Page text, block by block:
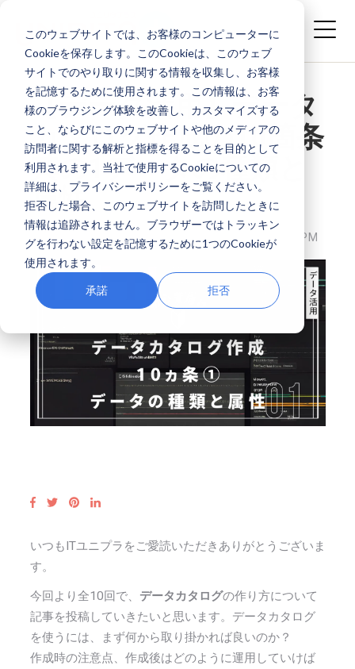
このウェブサイトでは、お客様のコンピューターに
Cookieを保存します。このCookieは、このウェブ
サイトでのやり取りに関する情報を収集し、お客様
を記憶するために使用されます。この情報は、お客
様のブラウジング体験を改善し、カスタマイズする
こと、ならびにこのウェブサイトや他のメディアの
訪問者に関する解析と指標を得ることを目的として
利用されます。当社で使用するCookieについての
詳細は、プライバシーポリシーをご覧ください。
拒否した場合、このウェブサイトを訪問したときに
情報は追跡されません。ブラウザーではトラッキン
グを行わない設定を記憶するために1つのCookieが
使用されます。
承諾 拒否
【データ活用】データ
カタログ作成の10箇条
其の1データの種類と
属性
株式会社ユニリタプラス JAN 11, 2024 12:00:00 PM
いつもITユニプラをご愛読いただきありがとうございま
す。
今回より全10回で、 データカタログの作り方について
記事を投稿していきたいと思います。データカタログ
を使うには、まず何から取り掛かれば良いのか？
作成時の注意点、作成後はどのように運用していけば